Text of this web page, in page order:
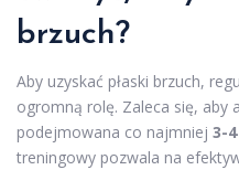
brzuch?
Aby uzyskać płaski brzuch,
ogromną rolę. Zaleca się, aby
podejmowana co najmniej 3-
treningowy pozwala na